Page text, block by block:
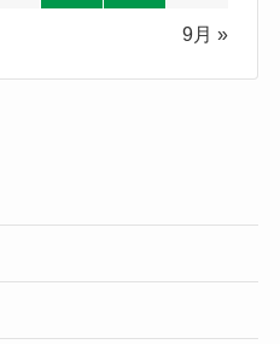
9月 »